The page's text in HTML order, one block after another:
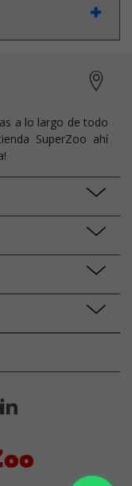
a lo largo de todo
SuperZoo ahí